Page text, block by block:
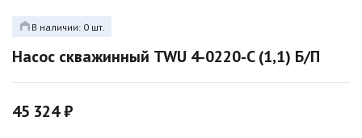
В наличии: 0 шт.
Насос скважинный TWU 4-0220-C (1,1) Б/П
45 324 ₽